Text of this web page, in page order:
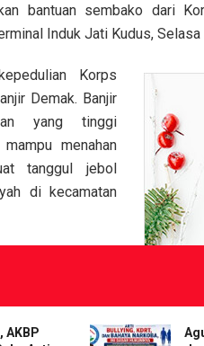
bantuan sembako dari
Induk Jati Kudus,
Korps
Demak. Banjir
yang tinggi
menahan
tanggul jebol
di kecamatan
AKBP